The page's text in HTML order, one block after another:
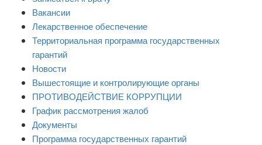
Вакансии
Лекарственное обеспечение
Территориальная программа государственных
гарантий
Новости
Вышестоящие и контролирующие органы
ПРОТИВОДЕЙСТВИЕ КОРРУПЦИИ
График рассмотрения жалоб
Документы
Программа государственных гарантий